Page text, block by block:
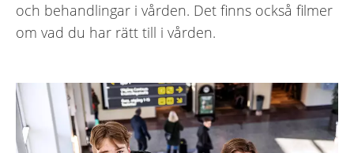
och behandlingar i vården. Det finns också filmer
om vad du har rätt till i vården.